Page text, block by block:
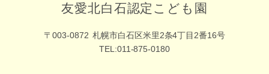
友愛北白石認定こども園
〒003-0872 札幌市白石区米里2条4丁目2番16号
TEL:011-875-0180